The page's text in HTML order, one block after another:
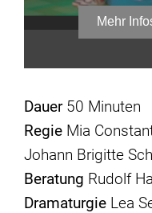
Dauer50 Minuten
Regie Mia
Johann Brigitte
Beratung Rudolf
Dramaturgie Lea